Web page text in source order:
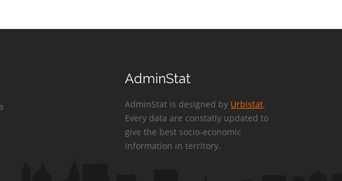
AdminStat
AdminStat is designed by Urbistat.
Every data are constatly updated to
give the best socio-economic
information in territory.